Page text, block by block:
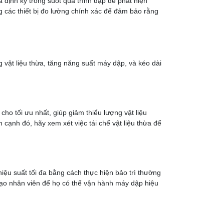
các thiết bị đo lường chính xác để đảm bảo rằng
liệu thừa, tăng năng suất máy dập, và kéo dài
tối ưu nhất, giúp giảm thiểu lượng vật liệu
đó, hãy xem xét việc tái chế vật liệu thừa để
suất tối đa bằng cách thực hiện bảo trì thường
nhân viên để họ có thể vận hành máy dập hiệu